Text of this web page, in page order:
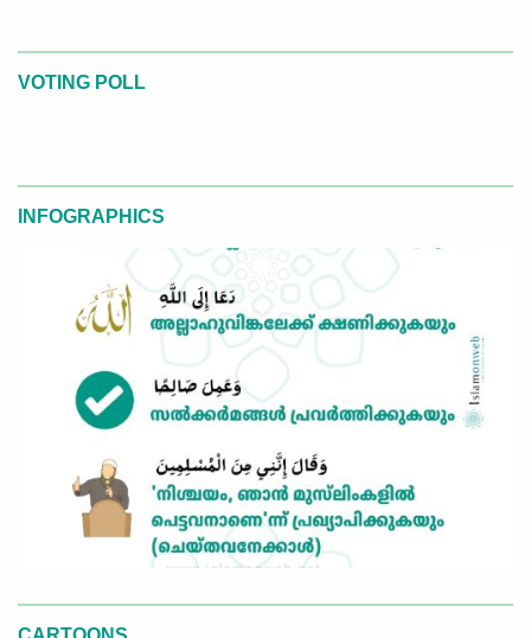
VOTING POLL
INFOGRAPHICS